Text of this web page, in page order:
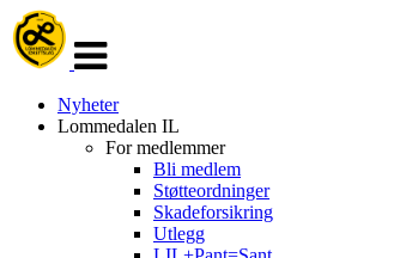
navigasjon
Nyheter
Lommedalen IL
For medlemmer
Bli medlem
Støtteordninger
Skadeforsikring
Utlegg